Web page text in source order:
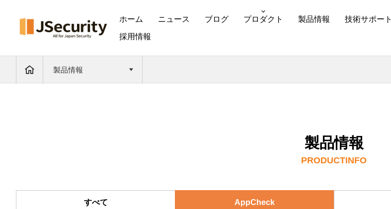
ホーム ニュース ブログ プロダクト 製品情報 技術サポート
採用情報
製品情報
製品情報
PRODUCTINFO
すべて AppCheck